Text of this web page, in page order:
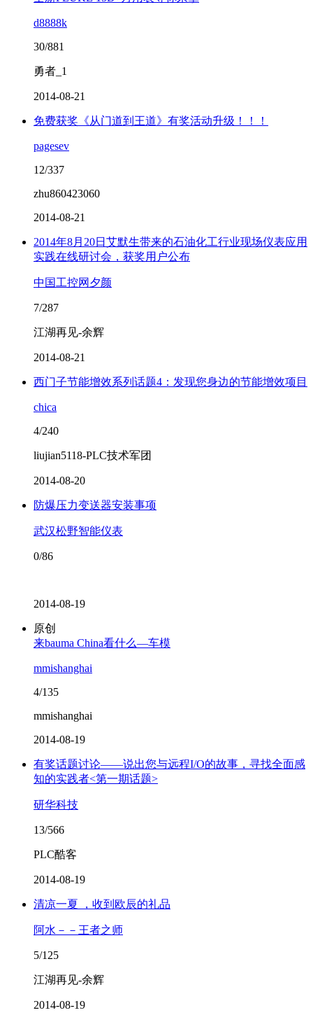
d8888k
30/881
勇者_1
2014-08-21
免费获奖《从门道到王道》有奖活动升级！！！
pagesev
12/337
zhu860423060
2014-08-21
2014年8月20日艾默生带来的石油化工行业现场仪表应用
实践在线研讨会，获奖用户公布
中国工控网夕颜
7/287
江湖再见-余辉
2014-08-21
西门子节能增效系列话题4：发现您身边的节能增效项目
chica
4/240
liujian5118-PLC技术军团
2014-08-20
防爆压力变送器安装事项
武汉松野智能仪表
0/86
2014-08-19
原创
来bauma China看什么—车模
mmishanghai
4/135
mmishanghai
2014-08-19
有奖话题讨论——说出您与远程I/O的故事，寻找全面感
知的实践者<第一期话题>
研华科技
13/566
PLC酷客
2014-08-19
清凉一夏 ，收到欧辰的礼品
阿水－－王者之师
5/125
江湖再见-余辉
2014-08-19